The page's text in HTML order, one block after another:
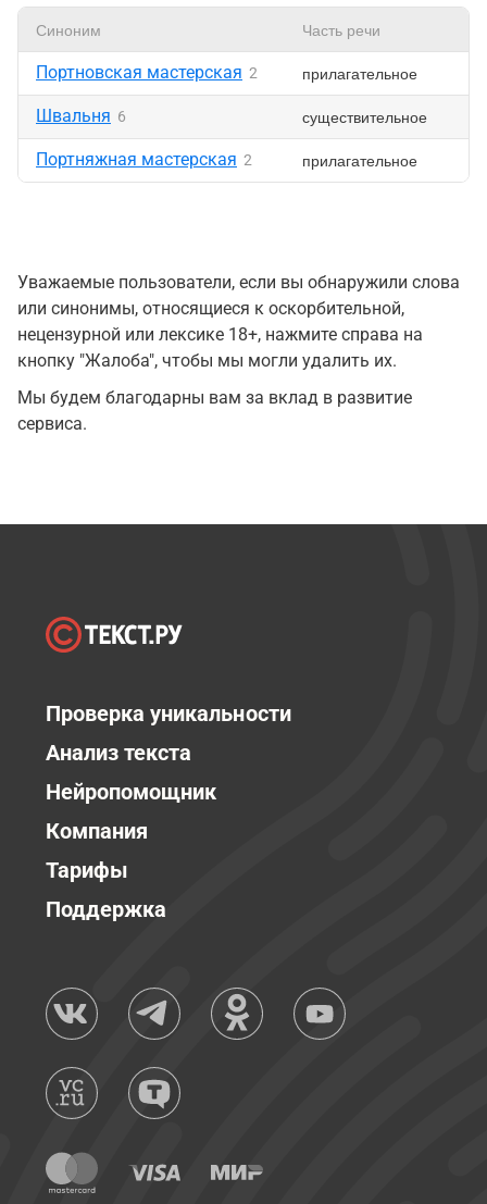
Синоним Часть речи
Портновская мастерская 2 прилагательное
Швальня 6 существительное
Портняжная мастерская 2 прилагательное
Уважаемые пользователи, если вы обнаружили слова
или синонимы, относящиеся к оскорбительной,
нецензурной или лексике 18+, нажмите справа на
кнопку "Жалоба", чтобы мы могли удалить их.
Мы будем благодарны вам за вклад в развитие
сервиса.
Проверка уникальности
Анализ текста
Нейропомощник
Компания
Тарифы
Поддержка